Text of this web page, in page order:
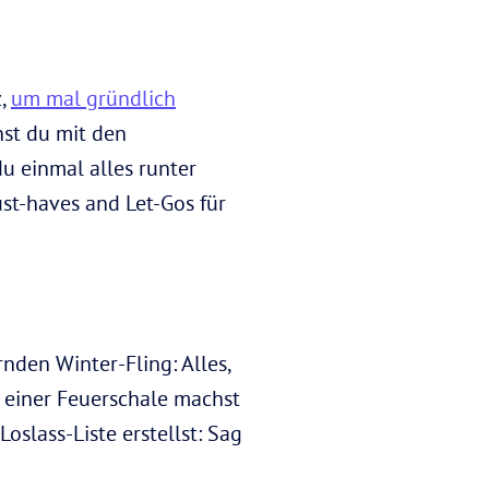
um mal gründlich
du mit den
einmal alles runter
haves and Let-Gos für
Winter-Fling: Alles,
Feuerschale machst
Liste erstellst: Sag